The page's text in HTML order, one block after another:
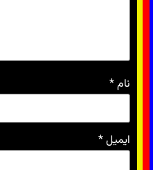
نام*
ایمیل*